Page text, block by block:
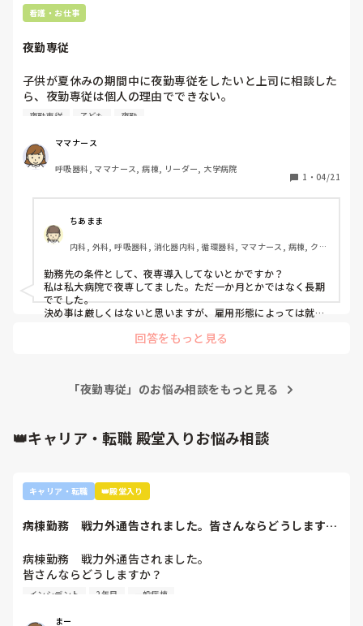
看護・お仕事
夜勤専従
子供が夏休みの期間中に夜勤専従をしたいと上司に相談した
ら、夜勤専従は個人の理由でできない。
1ヶ月だけとかできないと言われましたが…
夜勤専従 子ども 夜勤
ママナース
呼吸器科, ママナース, 病棟, リーダー, 大学病院
1 ・ 04/21
ちあまま
内科, 外科, 呼吸器科, 消化器内科, 循環器科, ママナース, 病棟, クリ
勤務先の条件として、夜専導入してないとかですか？
私は私大病院で夜専してました。ただ一か月とかではなく長期
ででした。
決め事は厳しくはないと思いますが、雇用形態によっては就労
回答をもっと見る
「夜勤専従」のお悩み相談をもっと見る
👑キャリア・転職 殿堂入りお悩み相談
キャリア・転職 👑殿堂入り
病棟勤務　戦力外通告されました。皆さんならどうします
病棟勤務　戦力外通告されました。
皆さんならどうしますか？
2年目です。1年目はゆるい部署にいましたが、人間関係が原
からの人間関係は良好です。
インシデント 2年目 一般病棟
まー